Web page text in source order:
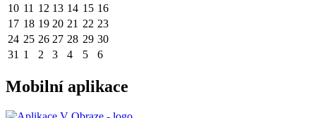
10 11 12 13 14 15 16
17 18 19 20 21 22 23
24 25 26 27 28 29 30
31 1 2 3 4 5 6
Mobilní aplikace